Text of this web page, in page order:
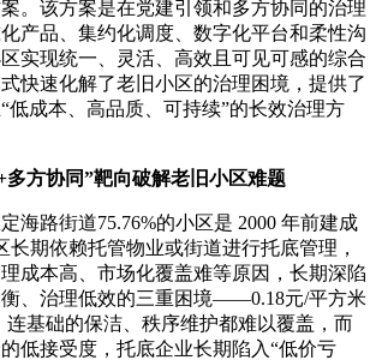
。该方案是在党建引领和多方协同的治理
产品、集约化调度、数字化平台和柔性沟
实现统一、灵活、高效且可见可感的综合
快速化解了老旧小区的治理困境，提供了
低成本、高品质、可持续”的长效治理方
方协同”靶向破解老旧小区难题
路街道75.76%的小区是 2000 年前建成
长期依赖托管物业或街道进行托底管理，
成本高、市场化覆盖难等原因，长期深陷
、治理低效的三重困境——0.18元/平方米
连基础的保洁、秩序维护都难以覆盖，而
低接受度，托底企业长期陷入“低价亏